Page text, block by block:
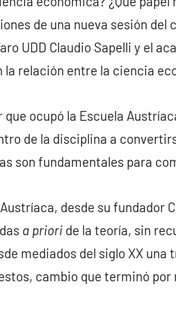
de una nueva sesión del
UDD Claudio Sapelli y el
la relación entre la ciencia
ocupó la Escuela
de la disciplina a
son fundamentales para
desde su
a priori de la teoría, sin
mediados del siglo XX
cambio que terminó